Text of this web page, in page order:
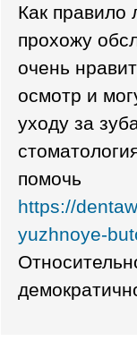
Как правило
прохожу
очень
осмотр и
уходу за
помочь
https://
yuzhnoye-